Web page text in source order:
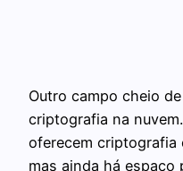
Outro campo cheio
criptografia na
oferecem criptografia
mas ainda há espaço